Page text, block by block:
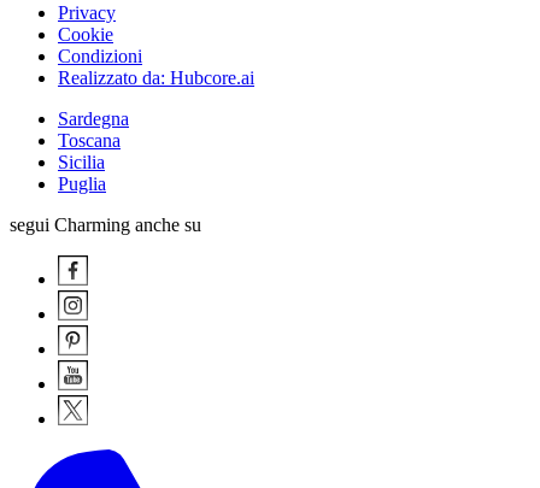
Privacy
Cookie
Condizioni
Realizzato da: Hubcore.ai
Sardegna
Toscana
Sicilia
Puglia
segui Charming anche su